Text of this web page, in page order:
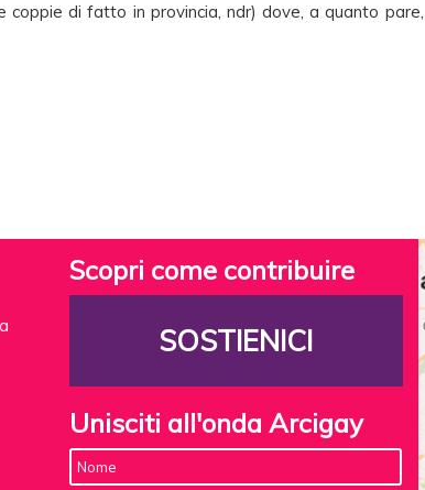
di fatto in provincia, ndr) dove, a quanto
Scopri come contribuire
SOSTIENICI
Unisciti all'onda Arcigay